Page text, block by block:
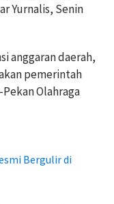
Yurnalis, Senin
anggaran daerah,
pemerintah
Olahraga
Bergulir di